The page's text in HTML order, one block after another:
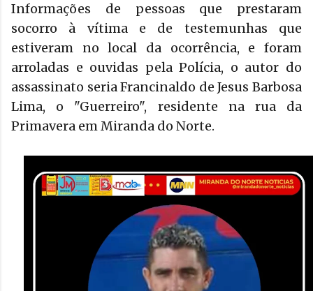
Informações de pessoas que prestaram
socorro à vítima e de testemunhas que
estiveram no local da ocorrência, e foram
arroladas e ouvidas pela Polícia, o autor do
assassinato seria Francinaldo de Jesus Barbosa
Lima, o "Guerreiro", residente na rua da
Primavera em Miranda do Norte.